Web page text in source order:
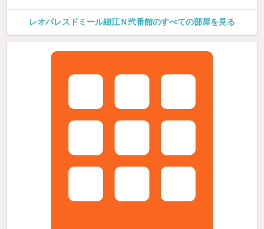
レオパレスドミール細江Ｎ弐番館のすべての部屋を見る